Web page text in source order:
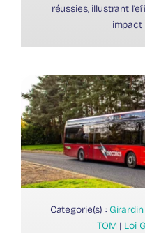
réussies, illustrant
impact
Categorie(s) :
TOM | Loi